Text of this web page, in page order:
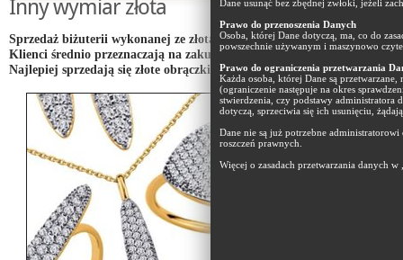
Dane usunąć bez zbędnej zwłoki, jeżeli
Prawo do przenoszenia Danych
Osoba, której Dane dotyczą, ma, co do
powszechnie używanym i maszynowo
Prawo do ograniczenia przetwarzania
Każda osoba, której Dane są
(ograniczenie następuje na okres
stwierdzenia, czy podstawy administratora
dotyczą, sprzeciwia się ich usunięciu,
Dane nie są już potrzebne
roszczeń prawnych.
Więcej o zasadach przetwarzania danych
Inny wymiar złota
Sprzedaż biżuterii wykonanej ze złota utrzymuje się na stałym
Klienci średnio przeznaczają na zakup złotej biżuterii 1,5 tys. złotych.
Najlepiej sprzedają się złote obrączki i pierścionki z brylantami.